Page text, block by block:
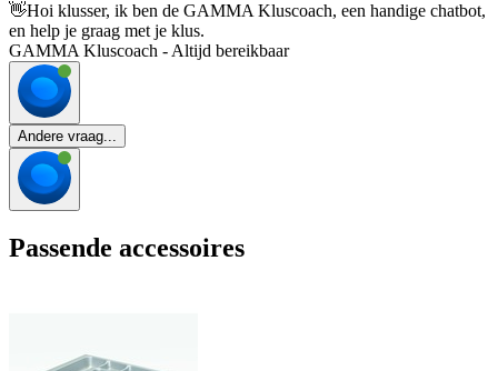
👋Hoi klusser, ik ben de GAMMA Kluscoach, een handige chatbot,
en help je graag met je klus.
GAMMA Kluscoach - Altijd bereikbaar
Andere vraag...
Passende accessoires